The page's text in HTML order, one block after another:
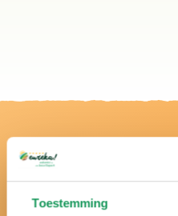
Toestemming